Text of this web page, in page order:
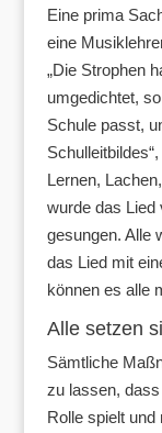
Eine prima
eine
„Die Strophen
umgedichtet,
Schule passt,
Lernen,
wurde das Lied
gesungen. Alle
das Lied mit
können es alle
Alle setzen
Sämtliche
zu lassen,
Rolle spielt